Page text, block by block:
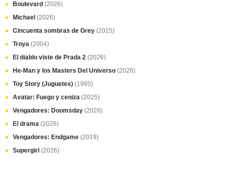
Boulevard (2026)
Michael (2026)
Cincuenta sombras de Grey (2015)
Troya (2004)
El diablo viste de Prada 2 (2026)
He-Man y los Masters Del Universo (2026)
Toy Story (Juguetes) (1995)
Avatar: Fuego y ceniza (2025)
Vengadores: Doomsday (2026)
El drama (2026)
Vengadores: Endgame (2019)
Supergirl (2026)